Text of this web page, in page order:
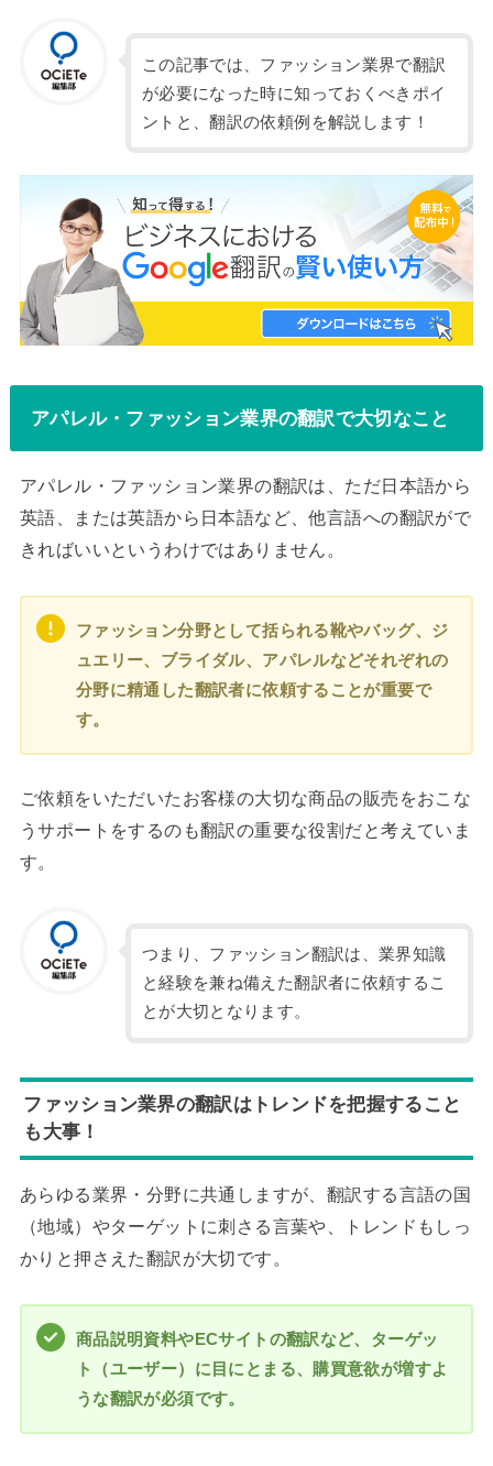
この記事では、ファッション業界で翻訳
が必要になった時に知っておくべきポイ
ントと、翻訳の依頼例を解説します！
アパレル・ファッション業界の翻訳で大切なこと
アパレル・ファッション業界の翻訳は、ただ日本語から
英語、または英語から日本語など、他言語への翻訳がで
きればいいというわけではありません。
ファッション分野として括られる靴やバッグ、ジ
ュエリー、ブライダル、アパレルなどそれぞれの
分野に精通した翻訳者に依頼することが重要で
す。
ご依頼をいただいたお客様の大切な商品の販売をおこな
うサポートをするのも翻訳の重要な役割だと考えていま
す。
つまり、ファッション翻訳は、業界知識
と経験を兼ね備えた翻訳者に依頼するこ
とが大切となります。
ファッション業界の翻訳はトレンドを把握すること
も大事！
あらゆる業界・分野に共通しますが、翻訳する言語の国
（地域）やターゲットに刺さる言葉や、トレンドもしっ
かりと押さえた翻訳が大切です。
商品説明資料やECサイトの翻訳など、ターゲッ
ト（ユーザー）に目にとまる、購買意欲が増すよ
うな翻訳が必須です。